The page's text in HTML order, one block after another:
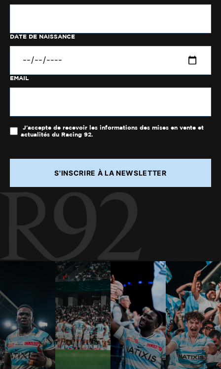
DATE DE NAISSANCE
EMAIL
J'accepte de recevoir les informations des mises en vente et
actualités du Racing 92.
S'INSCRIRE À LA NEWSLETTER